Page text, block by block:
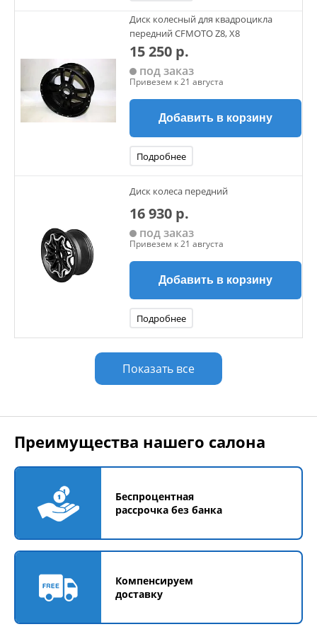
Диск колесный для квадроцикла
передний CFMOTO Z8, X8
15 250 р.
под заказ
Привезем к 21 августа
Добавить в корзину
Подробнее
Диск колеса передний
16 930 р.
под заказ
Привезем к 21 августа
Добавить в корзину
Подробнее
Показать все
Преимущества нашего салона
Беспроцентная
рассрочка без банка
Компенсируем
доставку